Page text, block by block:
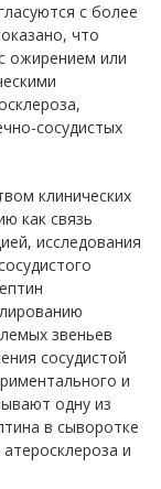
с более
что
ожирением или
сосудистых
клинических
как связь
исследования
звеньев
сосудистой
и
одну из
в сыворотке
и